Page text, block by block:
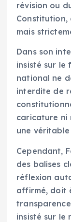
révision ou
mais
Dans son
insisté sur le
national ne
interdite de
caricature ni
une
Cependant,
des balises
réflexion
affirmé, doit
insisté sur le